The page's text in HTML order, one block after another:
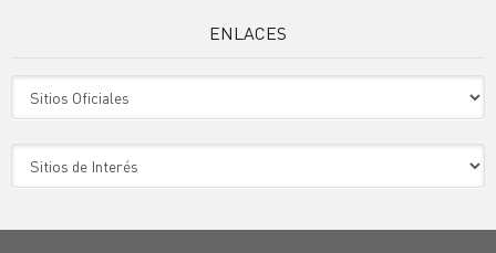
ENLACES